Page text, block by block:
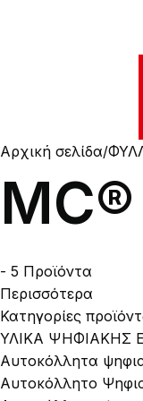
Αρχική σελίδα
- 5 Προϊόντα
Περισσότερα
Κατηγορίες
ΥΛΙΚΑ ΨΗΦΙΑΚΗΣ
Αυτοκόλλητα
Αυτοκόλλητο